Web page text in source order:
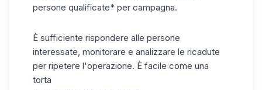
persone qualificate* per campagna.
È sufficiente rispondere alle persone
interessate, monitorare e analizzare le ricadute
per ripetere l'operazione. È facile come una
torta